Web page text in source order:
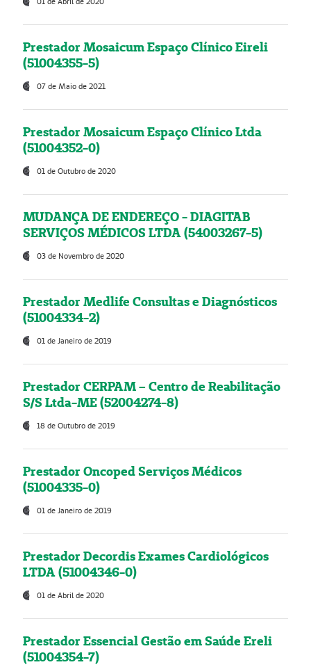
Prestador Mosaicum Espaço Clínico Eireli
(51004355-5)
07 de Maio de 2021
Prestador Mosaicum Espaço Clínico Ltda
(51004352-0)
01 de Outubro de 2020
MUDANÇA DE ENDEREÇO - DIAGITAB
SERVIÇOS MÉDICOS LTDA (54003267-5)
03 de Novembro de 2020
Prestador Medlife Consultas e Diagnósticos
(51004334-2)
01 de Janeiro de 2019
Prestador CERPAM – Centro de Reabilitação
S/S Ltda-ME (52004274-8)
18 de Outubro de 2019
Prestador Oncoped Serviços Médicos
(51004335-0)
01 de Janeiro de 2019
Prestador Decordis Exames Cardiológicos
LTDA (51004346-0)
01 de Abril de 2020
Prestador Essencial Gestão em Saúde Ereli
(51004354-7)